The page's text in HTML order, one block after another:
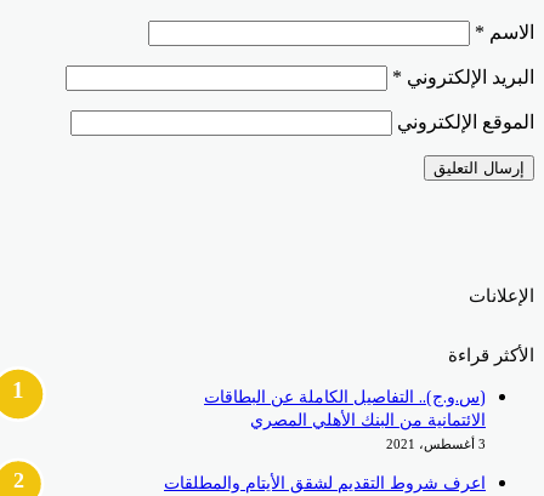
الاسم*
البريد الإلكتروني *
الموقع الإلكتروني
الإعلانات
الأكثر قراءة
(س.و.ج).. التفاصيل الكاملة عن البطاقات
الائتمانية من البنك الأهلي المصري
اعرف شروط التقديم لشقق الأيتام والمطلقات